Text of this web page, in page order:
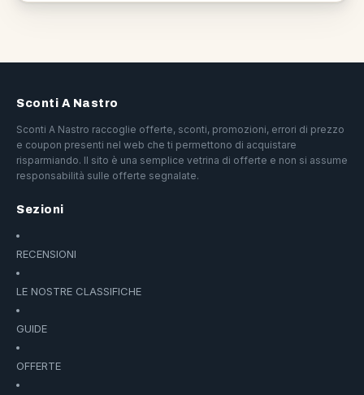
Sconti A Nastro
Sconti A Nastro raccoglie offerte, sconti, promozioni, errori di prezzo
e coupon presenti nel web che ti permettono di acquistare
risparmiando. Il sito è una semplice vetrina di offerte e non si assume
responsabilità sulle offerte segnalate.
Sezioni
RECENSIONI
LE NOSTRE CLASSIFICHE
GUIDE
OFFERTE